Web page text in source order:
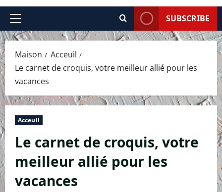
Menu
principal
SUBSCRIBE
Maison
Acceuil
Le carnet de croquis, votre meilleur allié pour les
vacances
Acceuil
Le carnet de croquis, votre
meilleur allié pour les
vacances